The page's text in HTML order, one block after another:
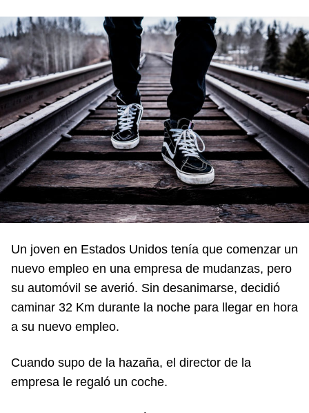
Un joven en Estados Unidos tenía que comenzar un
nuevo empleo en una empresa de mudanzas, pero
su automóvil se averió. Sin desanimarse, decidió
caminar 32 Km durante la noche para llegar en hora
a su nuevo empleo.
Cuando supo de la hazaña, el director de la
empresa le regaló un coche.